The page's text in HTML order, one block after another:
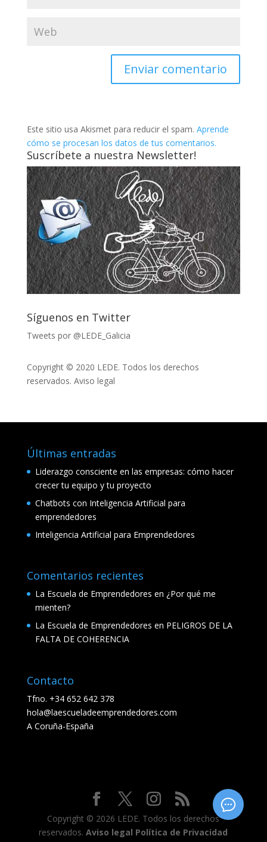
Este sitio usa Akismet para reducir el spam. Aprende
cómo se procesan los datos de tus comentarios.
Suscríbete a nuestra Newsletter!
Síguenos en Twitter
Tweets por @LEDE_Galicia
Copyright © 2020 LEDE. Todos los derechos
reservados. Aviso legal
Últimas entradas
Liderazgo consciente en las empresas: cómo hacer
crecer tu equipo y tu proyecto
Chatbots con Inteligencia Artificial para
emprendedores
Inteligencia Artificial para Emprendedores
Comentarios recientes
La Escuela de Emprendedores en ¿Por qué me
mienten?
La Escuela de Emprendedores en PELIGROS DE LA
FALTA DE COHERENCIA
Contacto
Tfno. +34 652 642 378
hola@laescueladeemprendedores.com
A Coruña-España
Copyright © 2026 LEDE. Todos los derechos
reservados.Aviso legal Política de Privacidad